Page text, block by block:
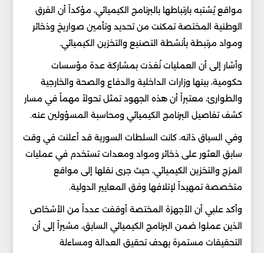
مواقع يُشتبه بارتباطها بالبرنامج الكيميائي، مؤكداً أن الفرق
الوطنية المختصة تمكنت من تحديد وتأمين صواريخ وذخائر
ومواد مرتبطة بأنشطة التصنيع والتخزين الكيميائي.
وأشار إلى أن العمليات نُفذت بمشاركة عدة مؤسسات
حكومية، بينها وزارات الداخلية والدفاع والصحة والخارجية
والطوارئ، معتبراً أن هذه الجهود تمثل تحولاً مهماً في مسار
كشف تفاصيل البرنامج الكيميائي ومحاسبة المسؤولين عنه.
وفي السياق ذاته، كانت السلطات السورية قد أعلنت في وقت
سابق العثور على ذخائر ومواد ومعدات تستخدم في عمليات
المزج والتخزين الكيميائي، حيث جرى نقلها إلى مواقع
متخصصة تمهيداً لإتلافها وفق المعايير الدولية.
وأكد علبي أن الأجهزة المختصة أوقفت عدداً من الأشخاص
الذين عملوا ضمن البرنامج الكيميائي السابق، مشيراً إلى أن
التحقيقات مستمرة بهدف تحقيق العدالة ومساءلة